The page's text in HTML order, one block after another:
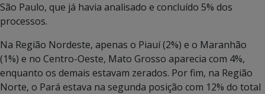
São Paulo, que já havia analisado e concluído 5% dos
processos.
Na Região Nordeste, apenas o Piauí (2%) e o Maranhão
(1%) e no Centro-Oeste, Mato Grosso aparecia com 4%,
enquanto os demais estavam zerados. Por fim, na Região
Norte, o Pará estava na segunda posição com 12% do total